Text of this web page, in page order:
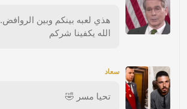
هذي لعبه بينكم وبين الروافض.
الله يكفينا شركم
سعاد
تحيا مسر 🤣